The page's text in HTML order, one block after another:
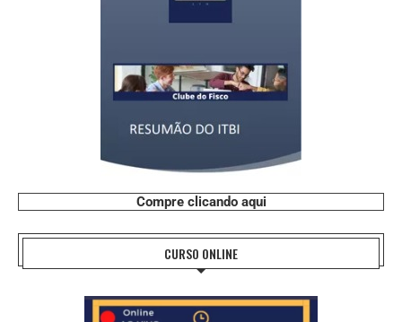
Compre clicando aqui
CURSO ONLINE